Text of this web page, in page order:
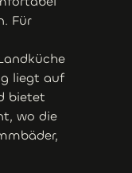
Für
liegt auf
bietet
wo die